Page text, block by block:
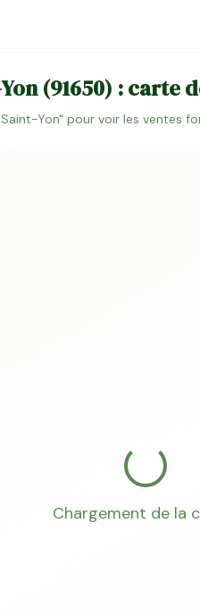
(91650) : carte
Saint-Yon" pour voir les ventes
Chargement de la